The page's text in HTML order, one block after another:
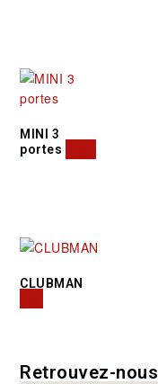
MINI 3
portes
CLUBMAN
Retrouvez-nous